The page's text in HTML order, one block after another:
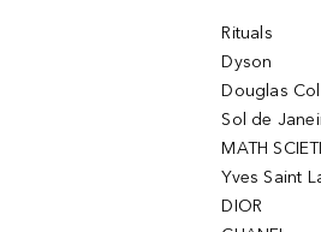
Rituals
Dyson
Douglas
Sol de
MATH
Yves Saint
DIOR